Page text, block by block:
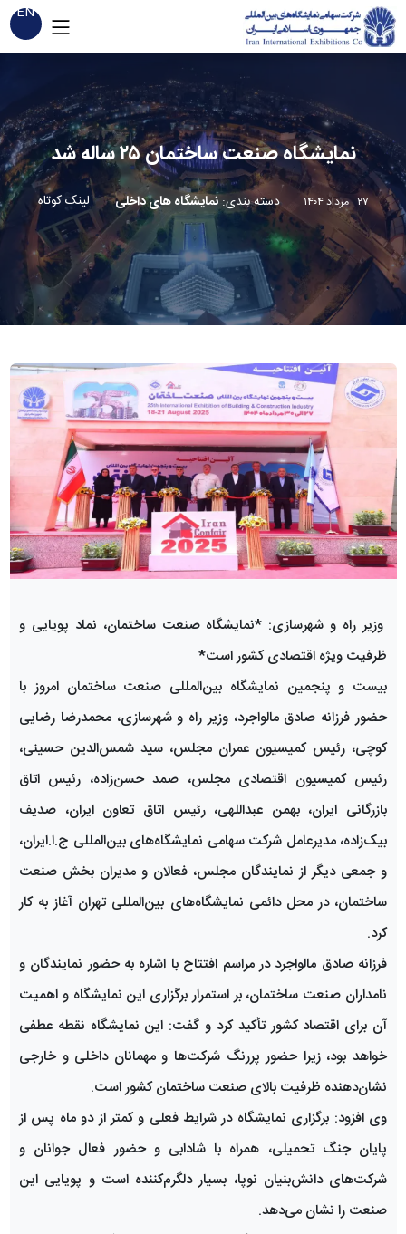
EN
نمایشگاه صنعت ساختمان ۲۵ ساله شد
۲۷ مرداد ۱۴۰۴ دسته بندی:نمایشگاه های داخلی لینک کوتاه
وزیر راه و شهرسازی: *نمایشگاه صنعت ساختمان، نماد پویایی و
ظرفیت ویژه اقتصادی کشور است*
بیست و پنجمین نمایشگاه بین‌المللی صنعت ساختمان امروز با
حضور فرزانه صادق مالواجرد، وزیر راه و شهرسازی، محمدرضا رضایی
کوچی، رئیس کمیسیون عمران مجلس، سید شمس‌الدین حسینی،
رئیس کمیسیون اقتصادی مجلس، صمد حسن‌زاده، رئیس اتاق
بازرگانی ایران، بهمن عبداللهی، رئیس اتاق تعاون ایران، صدیف
بیک‌زاده، مدیرعامل شرکت سهامی نمایشگاه‌های بین‌المللی ج.ا.ایران،
و جمعی دیگر از نمایندگان مجلس، فعالان و مدیران بخش صنعت
ساختمان، در محل دائمی نمایشگاه‌های بین‌المللی تهران آغاز به کار
کرد.
فرزانه صادق مالواجرد در مراسم افتتاح با اشاره به حضور نمایندگان و
نامداران صنعت ساختمان، بر استمرار برگزاری این نمایشگاه و اهمیت
آن برای اقتصاد کشور تأکید کرد و گفت: این نمایشگاه نقطه عطفی
خواهد بود، زیرا حضور پررنگ شرکت‌ها و مهمانان داخلی و خارجی
نشان‌دهنده ظرفیت بالای صنعت ساختمان کشور است.
وی افزود: برگزاری نمایشگاه در شرایط فعلی و کمتر از دو ماه پس از
پایان جنگ تحمیلی، همراه با شادابی و حضور فعال جوانان و
شرکت‌های دانش‌بنیان نوپا، بسیار دلگرم‌کننده است و پویایی این
صنعت را نشان می‌دهد.